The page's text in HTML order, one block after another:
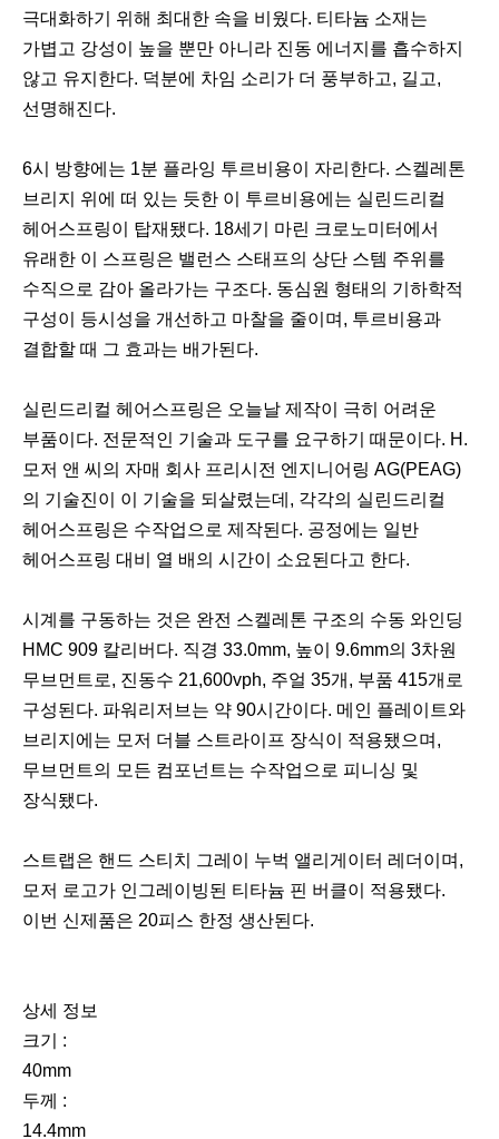
극대화하기 위해 최대한 속을 비웠다. 티타늄 소재는
가볍고 강성이 높을 뿐만 아니라 진동 에너지를 흡수하지
않고 유지한다. 덕분에 차임 소리가 더 풍부하고, 길고,
선명해진다.
6시 방향에는 1분 플라잉 투르비용이 자리한다. 스켈레톤
브리지 위에 떠 있는 듯한 이 투르비용에는 실린드리컬
헤어스프링이 탑재됐다. 18세기 마린 크로노미터에서
유래한 이 스프링은 밸런스 스태프의 상단 스템 주위를
수직으로 감아 올라가는 구조다. 동심원 형태의 기하학적
구성이 등시성을 개선하고 마찰을 줄이며, 투르비용과
결합할 때 그 효과는 배가된다.
실린드리컬 헤어스프링은 오늘날 제작이 극히 어려운
부품이다. 전문적인 기술과 도구를 요구하기 때문이다. H.
모저 앤 씨의 자매 회사 프리시전 엔지니어링 AG(PEAG)
의 기술진이 이 기술을 되살렸는데, 각각의 실린드리컬
헤어스프링은 수작업으로 제작된다. 공정에는 일반
헤어스프링 대비 열 배의 시간이 소요된다고 한다.
시계를 구동하는 것은 완전 스켈레톤 구조의 수동 와인딩
HMC 909 칼리버다. 직경 33.0mm, 높이 9.6mm의 3차원
무브먼트로, 진동수 21,600vph, 주얼 35개, 부품 415개로
구성된다. 파워리저브는 약 90시간이다. 메인 플레이트와
브리지에는 모저 더블 스트라이프 장식이 적용됐으며,
무브먼트의 모든 컴포넌트는 수작업으로 피니싱 및
장식됐다.
스트랩은 핸드 스티치 그레이 누벅 앨리게이터 레더이며,
모저 로고가 인그레이빙된 티타늄 핀 버클이 적용됐다.
이번 신제품은 20피스 한정 생산된다.
상세 정보
크기 :
40mm
두께 :
14.4mm